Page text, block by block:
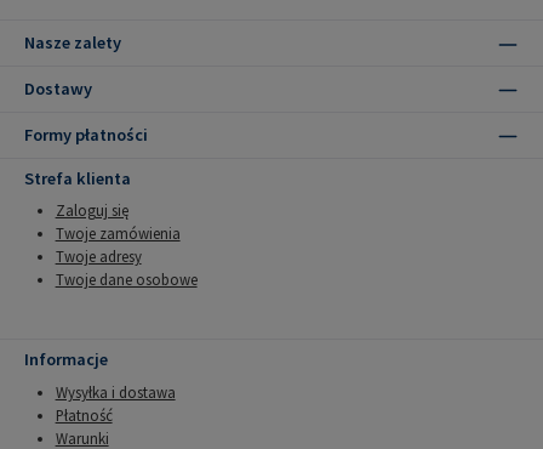
Nasze zalety
Dostawy
Formy płatności
Strefa klienta
Zaloguj się
Twoje zamówienia
Twoje adresy
Twoje dane osobowe
Informacje
Wysyłka i dostawa
Płatność
Warunki